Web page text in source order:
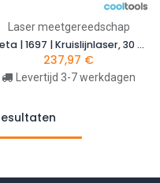
Laser meetgereedschap
Beta | 1697 | Kruislijnlaser, 30 m, groene straal, magnetische voet en muurbeugel | 016970030
237,97 €
Levertijd 3-7 werkdagen